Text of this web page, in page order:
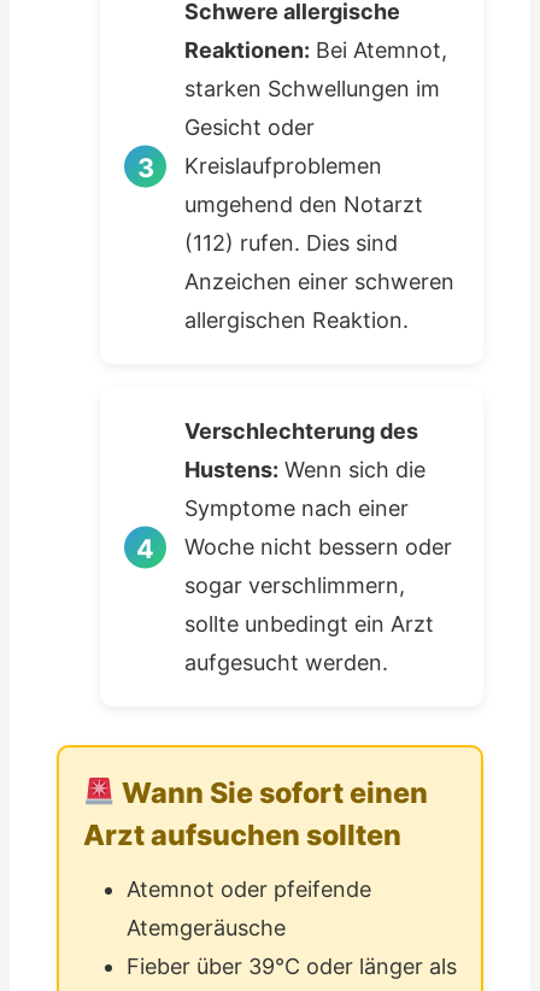
Schwere allergische
Reaktionen: Bei Atemnot,
starken Schwellungen im
Gesicht oder
Kreislaufproblemen
umgehend den Notarzt
(112) rufen. Dies sind
Anzeichen einer schweren
allergischen Reaktion.
Verschlechterung des
Hustens: Wenn sich die
Symptome nach einer
Woche nicht bessern oder
sogar verschlimmern,
sollte unbedingt ein Arzt
aufgesucht werden.
Wann Sie sofort einen
Arzt aufsuchen sollten
Atemnot oder pfeifende
Atemgeräusche
Fieber über 39°C oder länger als